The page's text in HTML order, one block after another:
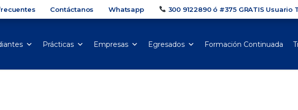
Contáctanos Whatsapp 300 9122890 ó #375 GRATIS Usuario
Prácticas Empresas Egresados Formación Continuada